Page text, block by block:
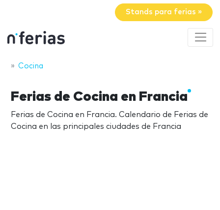
Stands para ferias »
Cocina
Ferias de Cocina en Francia
Ferias de Cocina en Francia. Calendario de Ferias de
Cocina en las principales ciudades de Francia